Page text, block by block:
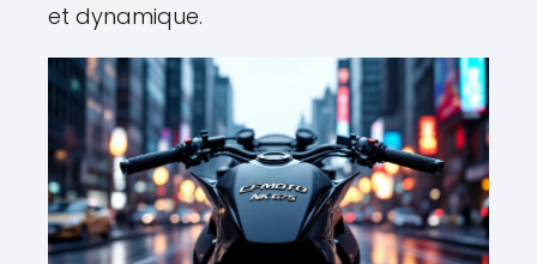
et dynamique.